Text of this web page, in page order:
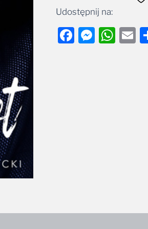
Udostępnij na:
Facebook